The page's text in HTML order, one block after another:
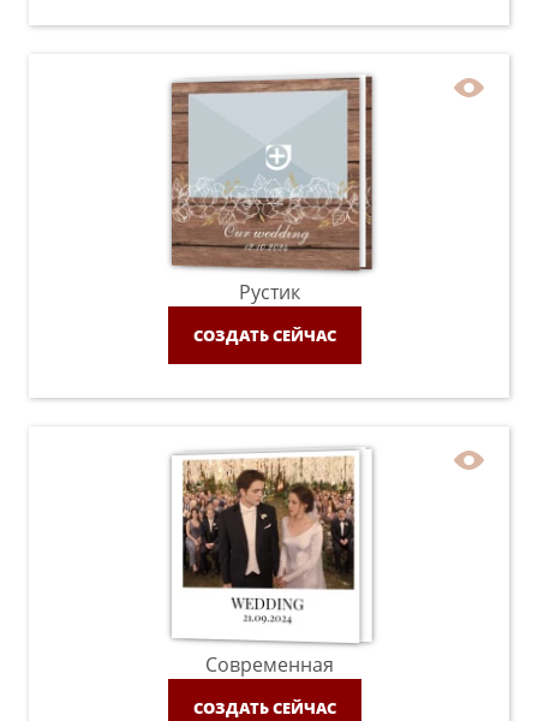
Рустик
СОЗДАТЬ СЕЙЧАС
Современная
СОЗДАТЬ СЕЙЧАС